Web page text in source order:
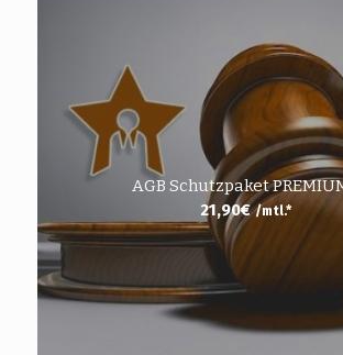
AGB Schutzpaket
21,90€ /mtl.*